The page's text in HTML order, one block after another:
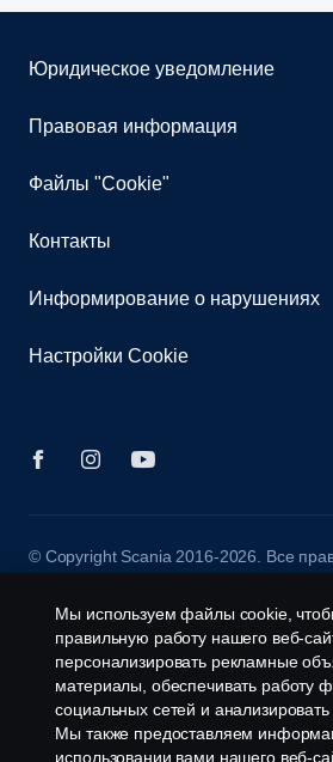
Юридическое уведомление
Правовая информация
Файлы "Cookie"
Контакты
Информирование о нарушениях
Настройки Cookie
© Copyright Scania 2016-2026. Все
Алматинская обл., Илийский р-н, пос.
ул. Султана Бейбарыса, 3, тел.: +7 727
20, Scania Assistance: +7 775 755 11 55
Мы используем файлы cookie,
правильную работу нашего веб-
персонализировать рекламные
материалы, обеспечивать работу
социальных сетей и анализировать
Мы также предоставляем
использовании вами нашего веб-